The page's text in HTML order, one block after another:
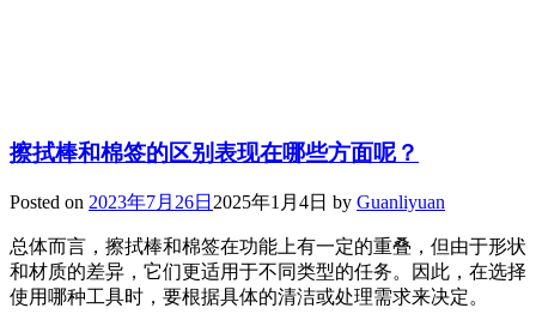
擦拭棒和棉签的区别表现在哪些方面呢？
Posted on 2023年7月26日 2025年1月4日 by Guanliyuan
总体而言，擦拭棒和棉签在功能上有一定的重叠，但由于形状
和材质的差异，它们更适用于不同类型的任务。因此，在选择
使用哪种工具时，要根据具体的清洁或处理需求来决定。